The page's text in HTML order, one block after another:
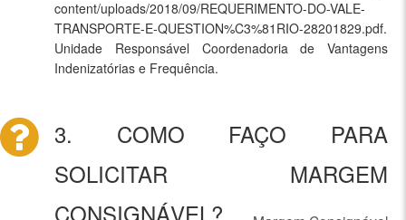
content/uploads/2018/09/REQUERIMENTO-DO-VALE-
TRANSPORTE-E-QUESTION%C3%81RIO-28201829.pdf.
Unidade Responsável Coordenadoria de Vantagens
Indenizatórias e Frequência.
3. COMO FAÇO PARA
SOLICITAR MARGEM
CONSIGNÁVEL?